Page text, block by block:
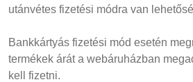
utánvétes fizetési módra van
Bankkártyás fizetési mód esetén
termékek árát a webáruházban
kell fizetni.